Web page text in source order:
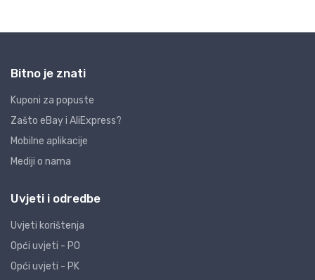
Bitno je znati
Kuponi za popuste
Zašto eBay i AliExpress?
Mobilne aplikacije
Mediji o nama
Uvjeti i odredbe
Uvjeti korištenja
Opći uvjeti - PO
Opći uvjeti - PK